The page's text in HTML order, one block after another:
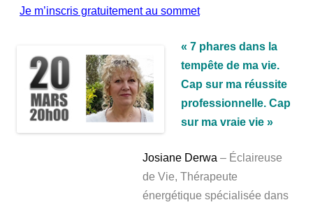
Je m’inscris gratuitement au sommet
« 7 phares dans la
tempête de ma vie.
Cap sur ma réussite
professionnelle. Cap
sur ma vraie vie »
Josiane Derwa – Éclaireuse
de Vie, Thérapeute
énergétique spécialisée dans